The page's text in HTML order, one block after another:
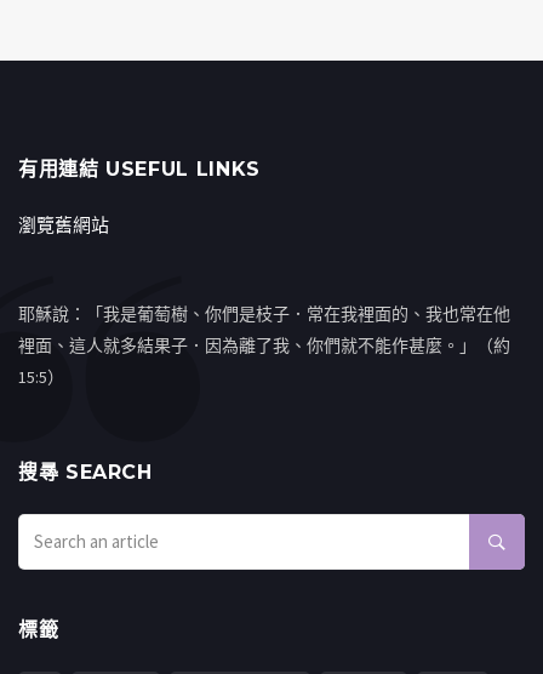
有用連結 USEFUL LINKS
瀏覽舊網站
耶穌說：「我是葡萄樹、你們是枝子．常在我裡面的、我也常在他
裡面、這人就多結果子．因為離了我、你們就不能作甚麼。」（約
15:5）
搜㝷 SEARCH
標籤